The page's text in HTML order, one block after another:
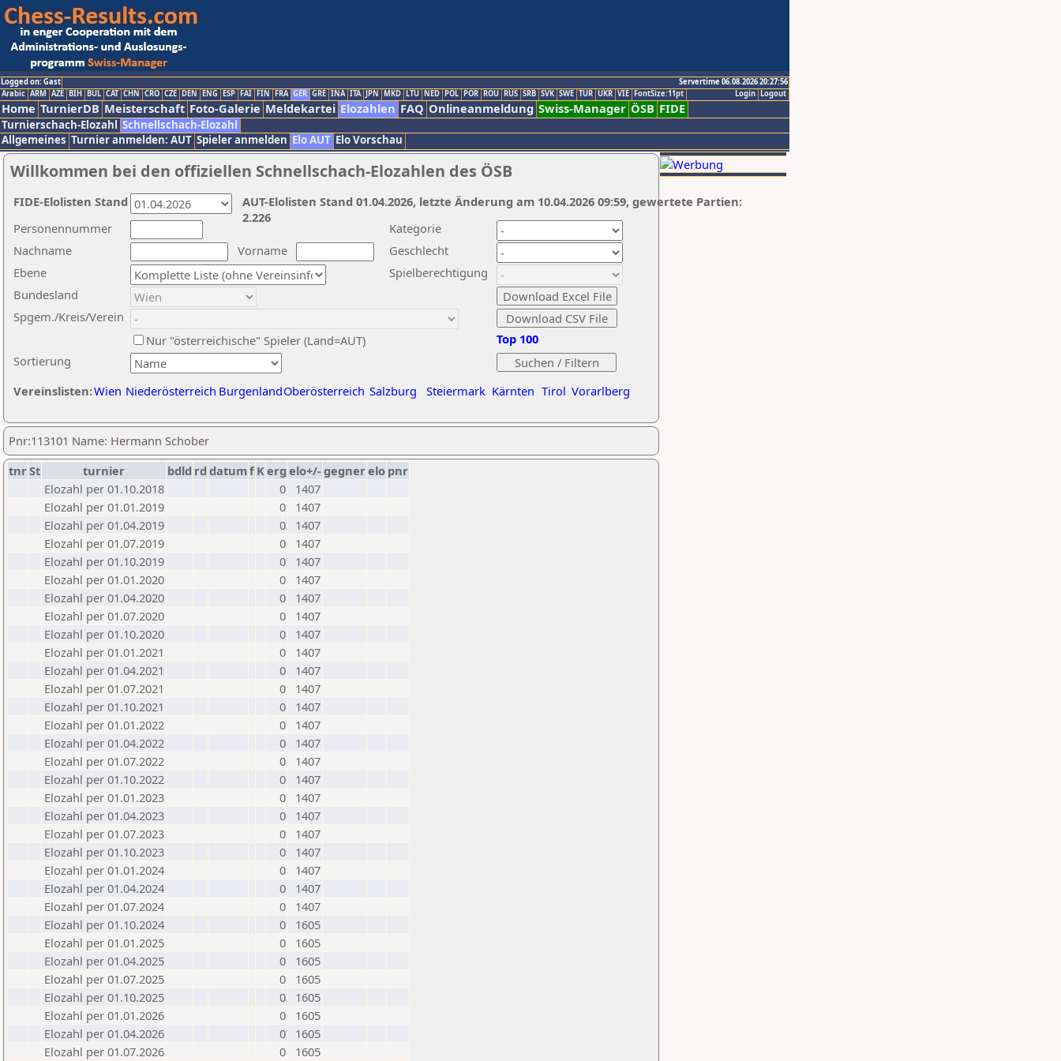
Logged on: Gast
Servertime 06.08.2026 20:27:56
Logout
Login
Arabic ARM AZE BIH BUL CAT CHN CRO CZE DEN ENG ESP FAI FIN FRA GER GRE INA ITA JPN MKD LTU NED POL POR ROU RUS SRB SVK SWE TUR UKR VIE FontSize:11pt
Home TurnierDB Meisterschaft Foto-Galerie Meldekartei Elozahlen FAQ Onlineanmeldung Swiss-Manager ÖSB FIDE
Turnierschach-Elozahl Schnellschach-Elozahl
Allgemeines Turnier anmelden: AUT Spieler anmelden Elo AUT Elo Vorschau
Willkommen bei den offiziellen Schnellschach-Elozahlen des ÖSB
Nachname
Vorname
Ebene
Kategorie
Sortierung
Personennummer
Bundesland
Spgem./Kreis/Verein
Geschlecht
Nur "österreichische" Spieler (Land=AUT)
Spielberechtigung
Vereinslisten:Wien Niederösterreich BurgenlandOberösterreich Salzburg Steiermark Kärnten Tirol Vorarlberg
Top 100
AUT-Elolisten Stand 01.04.2026, letzte Änderung am 10.04.2026 09:59, gewertete Partien:
2.226
FIDE-Elolisten Stand
Pnr:113101 Name: Hermann Schober
tnrSt turnier bdld rd datumf Kerg elo+/-gegnerelo pnr
Elozahl per 01.10.2018
0
1407
Elozahl per 01.01.2019
0
1407
Elozahl per 01.04.2019
0
1407
Elozahl per 01.07.2019
0
1407
Elozahl per 01.10.2019
0
1407
Elozahl per 01.01.2020
0
1407
Elozahl per 01.04.2020
0
1407
Elozahl per 01.07.2020
0
1407
Elozahl per 01.10.2020
0
1407
Elozahl per 01.01.2021
0
1407
Elozahl per 01.04.2021
0
1407
Elozahl per 01.07.2021
0
1407
Elozahl per 01.10.2021
0
1407
Elozahl per 01.01.2022
0
1407
Elozahl per 01.04.2022
0
1407
Elozahl per 01.07.2022
0
1407
Elozahl per 01.10.2022
0
1407
Elozahl per 01.01.2023
0
1407
Elozahl per 01.04.2023
0
1407
Elozahl per 01.07.2023
0
1407
Elozahl per 01.10.2023
0
1407
Elozahl per 01.01.2024
0
1407
Elozahl per 01.04.2024
0
1407
Elozahl per 01.07.2024
0
1407
Elozahl per 01.10.2024
0
1605
Elozahl per 01.01.2025
0
1605
Elozahl per 01.04.2025
0
1605
Elozahl per 01.07.2025
0
1605
Elozahl per 01.10.2025
0
1605
Elozahl per 01.01.2026
0
1605
Elozahl per 01.04.2026
0
1605
Elozahl per 01.07.2026
0 1605